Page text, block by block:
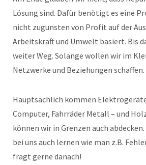
Lösung sind. Dafür benötigt es eine
nicht zugunsten von Profit auf der
Arbeitskraft und Umwelt basiert. Bis
weiter Weg. Solange wollen wir im
Netzwerke und Beziehungen schaffen.
Hauptsächlich kommen
Computer, Fahrräder Metall – und
können wir in Grenzen auch
bei uns auch lernen wie man z.B.
fragt gerne danach!